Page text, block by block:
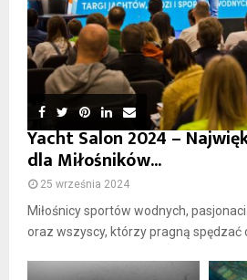
Yacht Salon 2024 –
dla Miłośników...
25 września 2024
Miłośnicy sportów wodnych,
oraz wszyscy, którzy pragną spędzać